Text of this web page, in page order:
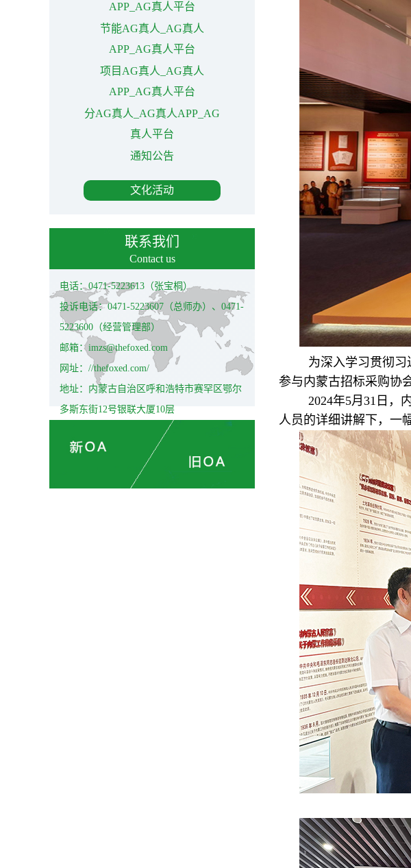
APP_AG真人平台
节能AG真人_AG真人
APP_AG真人平台
项目AG真人_AG真人
APP_AG真人平台
分AG真人_AG真人APP_AG
真人平台
通知公告
文化活动
联系我们
Contact us
电话：0471-5223613（张宝桐）
投诉电话：0471-5223607（总师办）、0471-
5223600（经营管理部）
邮箱：imzs@thefoxed.com
网址：//thefoxed.com/
地址：内蒙古自治区呼和浩特市赛罕区鄂尔
多斯东街12号银联大厦10层
为深入学习贯彻
参与内蒙古招标采购协
2024年5月31日，
人员的详细讲解下，一